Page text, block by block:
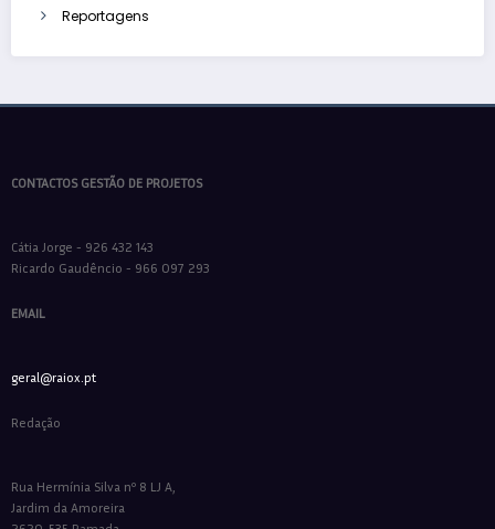
Reportagens
CONTACTOS GESTÃO DE PROJETOS
Cátia Jorge - 926 432 143
Ricardo Gaudêncio - 966 097 293
EMAIL
geral@raiox.pt
Redação
Rua Hermínia Silva nº 8 LJ A,
Jardim da Amoreira